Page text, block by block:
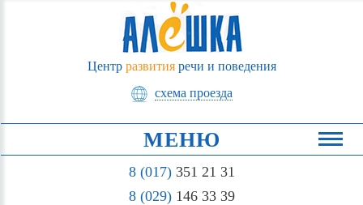
Центр развития речи и поведения
схема проезда
МЕНЮ
8 (017) 351 21 31
8 (029) 146 33 39